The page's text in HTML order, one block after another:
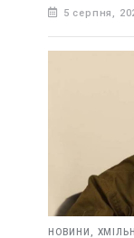
5 серпня,
НОВИНИ,